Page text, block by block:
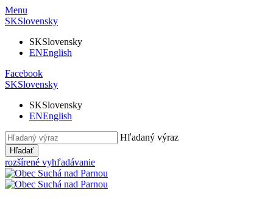
Menu
SKSlovensky
SKSlovensky
ENEnglish
Facebook
SKSlovensky
SKSlovensky
ENEnglish
Hľadaný výraz
Hľadať
rozšírené vyhľadávanie